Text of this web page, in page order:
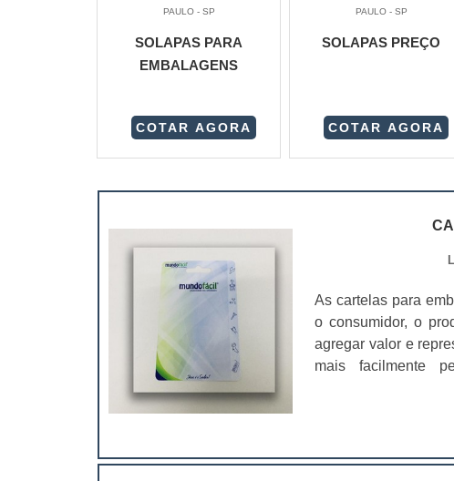
PAULO - SP
SOLAPAS PARA
EMBALAGENS
COTAR AGORA
PAULO - SP
SOLAPAS PREÇO
COTAR AGORA
As cartelas para
o consumidor, o
agregar valor e
mais facilmente
cartelas blisters